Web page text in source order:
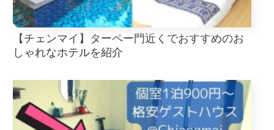
【チェンマイ】ターペー門近くでおすすめのお
しゃれなホテルを紹介